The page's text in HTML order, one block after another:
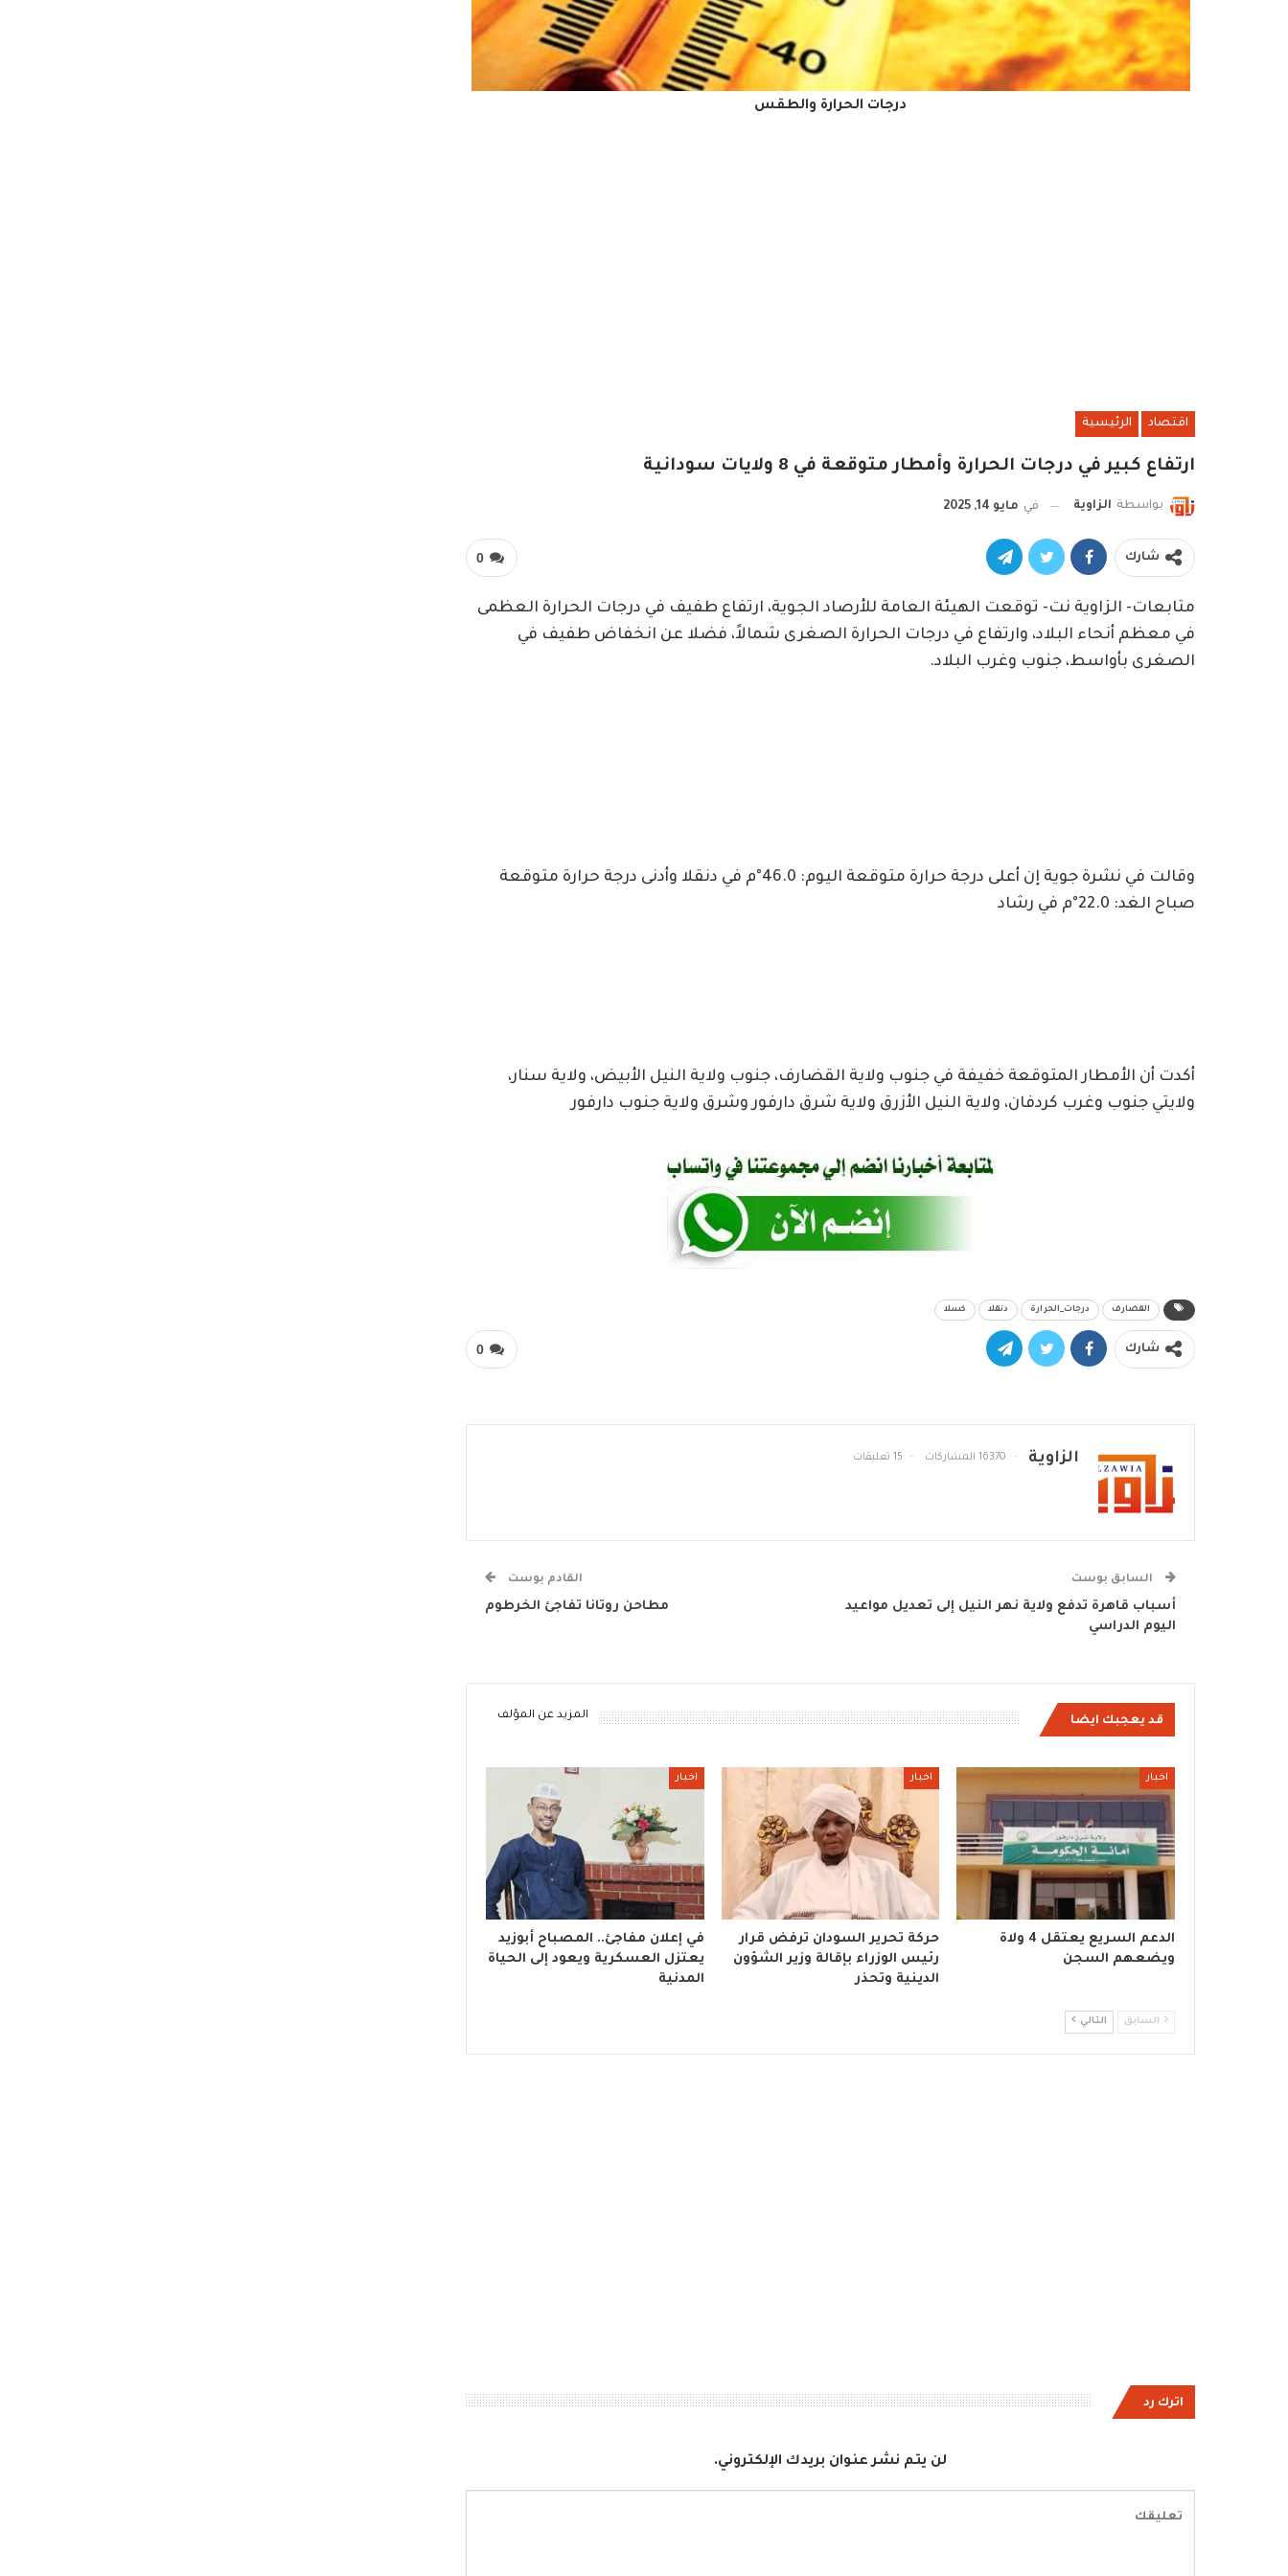
درجات الحرارة والطقس
اقتصاد الرئيسية
ارتفاع كبير في درجات الحرارة وأمطار متوقعة في 8 ولايات سودانية
بواسطة الزاوية في مايو 14, 2025
0 شارك
متابعات- الزاوية نت- توقعت الهيئة العامة للأرصاد الجوية، ارتفاع طفيف في درجات الحرارة العظمى
في معظم أنحاء البلاد، وارتفاع في درجات الحرارة الصغرى شمالاً، فضلا عن انخفاض طفيف في
الصغرى بأواسط، جنوب وغرب البلاد.
وقالت في نشرة جوية إن أعلى درجة حرارة متوقعة اليوم: 46.0°م في دنقلا وأدنى درجة حرارة متوقعة
صباح الغد: 22.0°م في رشاد
أكدت أن الأمطار المتوقعة خفيفة في جنوب ولاية القضارف، جنوب ولاية النيل الأبيض، ولاية سنار،
ولايتي جنوب وغرب كردفان، ولاية النيل الأزرق ولاية شرق دارفور وشرق ولاية جنوب دارفور
القضارف درجات_الحرارة دنقلا كسلا
0 شارك
الزاوية 16370 المشاركات 15 تعليقات
السابق بوست
أسباب قاهرة تدفع ولاية نهر النيل إلى تعديل مواعيد
اليوم الدراسي
القادم بوست
مطاحن روتانا تفاجئ الخرطوم
قد يعجبك ايضا المزيد عن المؤلف
اخبار
الدعم السريع يعتقل 4 ولاة
ويضعهم السجن
اخبار
حركة تحرير السودان ترفض قرار
رئيس الوزراء بإقالة وزير الشؤون
الدينية وتحذر
اخبار
في إعلان مفاجئ.. المصباح أبوزيد
يعتزل العسكرية ويعود إلى الحياة
المدنية
السابق التالي
اترك رد
لن يتم نشر عنوان بريدك الإلكتروني.